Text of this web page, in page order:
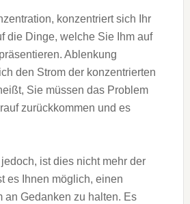
konzentriert sich Ihr
die Dinge, welche Sie Ihm auf
Ablenkung
den Strom der konzentrierten
Sie müssen das Problem
zurückkommen und es
jedoch, ist dies nicht mehr der
es Ihnen möglich, einen
an Gedanken zu halten. Es